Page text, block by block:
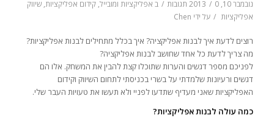
נובמבר 10, 2013 / 0 תגובות / ב אפליקציות ומובייל, קידום אפליקציות, שיווק
אפליקציות / על ידי Chen
רוצים לדעת איך לבנות אפליקציה? איך בכלל מתחילים לבנות אפליקציות?
מה צריך לדעת כל אחד שחושב לבנות אפליקציה?
לפניכם מספר דגשים והערות שתוכלו קצת להבין את המשחק. אלו הם
דגשים ורעיונות שלמדתי על בשרי בכניסתי לתחום השיווק וקידום
האפליקציות שאני מעדיף שתדעו לפניי ולא תעשו את טעויות העבר שלי.
כמה עולה לבנות אפליקציות?